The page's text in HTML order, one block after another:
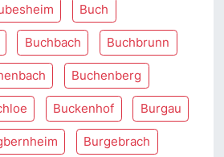
Buch
Buchbach Buchbrunn
Buchenberg
Buckenhof Burgau
Burgebrach